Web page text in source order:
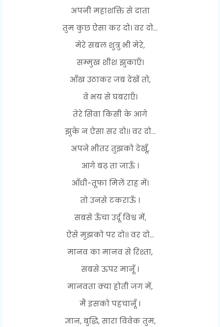
अपनी महाशक्ति से दाता
तुम कुछ ऐसा कर दो। वर दो...
मेरे सबल शुत्रु भी मेरे,
सम्मुख शीश झुकाएँ।
आँख उठाकर जब देखें तो,
वे भय से घबराएँ।
तेरे सिवा किसी के आगे
झुके न ऐसा सर दो।। वर दो...
अपने भीतर तुझको देखूँ,
आगे बढ़ ता जाऊँ ।
आँधी-तूफां मिलें राह में।
तो उनसे टकराऊँ ।
सबसे ऊँचा उर्दू विश्व में,
ऐसे मुझको पर दो।। वर दो...
मानव का मानव से रिश्ता,
सबसे ऊपर मानूँ ।
मानवता क्या होती जग में,
मैं इसको पहचानूँ ।
ज्ञान, बुद्धि, सारा विवेक तुम,